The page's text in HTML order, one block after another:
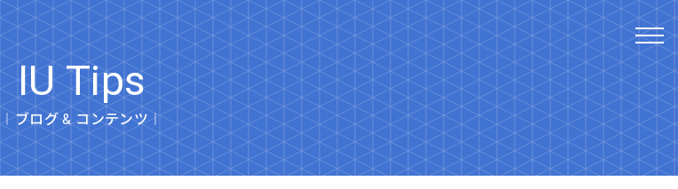
IU Tips
︱ブログ & コンテンツ︱